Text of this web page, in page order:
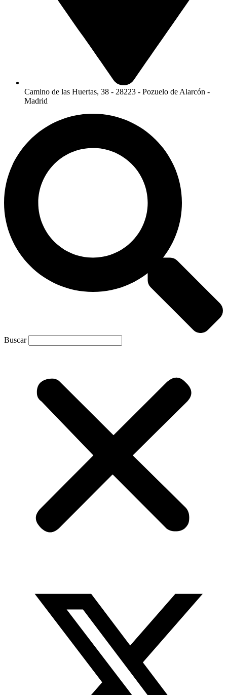
Camino de las Huertas, 38 - 28223 - Pozuelo de Alarcón -
Madrid
Buscar